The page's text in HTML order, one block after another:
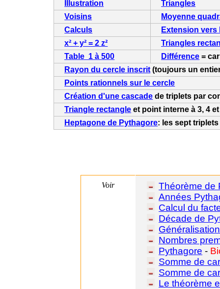
Illustration
Triangles
Voisins
Moyenne
Calculs
Extension vers
x² + y² = 2 z²
Triangles
Table 1 à 500 Différence =
Rayon du cercle inscrit (toujours un
Points rationnels sur le cercle
Création d'une cascade de triplets par
Triangle rectangle et point interne à 3, 4
Heptagone de Pythagore: les sept triplets
Voir
Théorème de
Années
Calcul du
Décade de
Nombres
Pythagore -
Somme de
Somme de
Le théorème